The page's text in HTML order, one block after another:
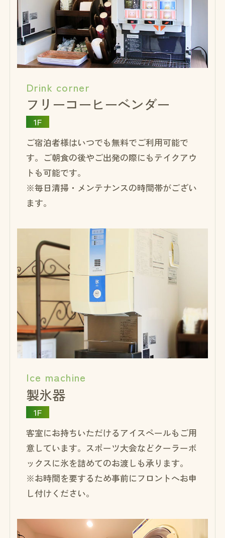
Drink corner
フリーコーヒーベンダー
1F
ご宿泊者様はいつでも無料でご利用可能で
す。ご朝食の後やご出発の際にもテイクアウ
トも可能です。
※毎日清掃・メンテナンスの時間帯がござい
ます。
Ice machine
製氷器
1F
客室にお持ちいただけるアイスペールもご用
意しています。スポーツ大会などクーラーボ
ックスに氷を詰めてのお渡しも承ります。
※お時間を要するため事前にフロントへお申
し付けください。